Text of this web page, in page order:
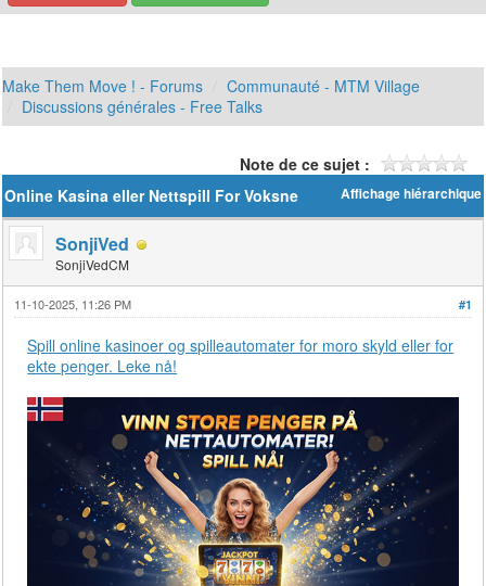
Make Them Move ! - Forums
Communauté - MTM Village
Discussions générales - Free Talks
Note de ce sujet :
Affichage hiérarchique
Online Kasina eller Nettspill For Voksne
SonjiVed
SonjiVedCM
#1
11-10-2025, 11:26 PM
Spill online kasinoer og spilleautomater for moro skyld eller for
ekte penger. Leke nå!